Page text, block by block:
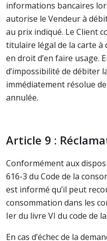
informations bancaires
autorise le Vendeur à
au prix indiqué. Le Client
titulaire légal de la carte à
en droit d’en faire usage.
d’impossibilité de débiter
immédiatement résolue
annulée.
Article 9 :
Conformément aux
616-3 du Code de la
est informé qu’il peut
consommation dans les
Ier du livre VI du code de
En cas d’échec de la